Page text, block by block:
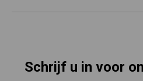
Schrijf u in voor